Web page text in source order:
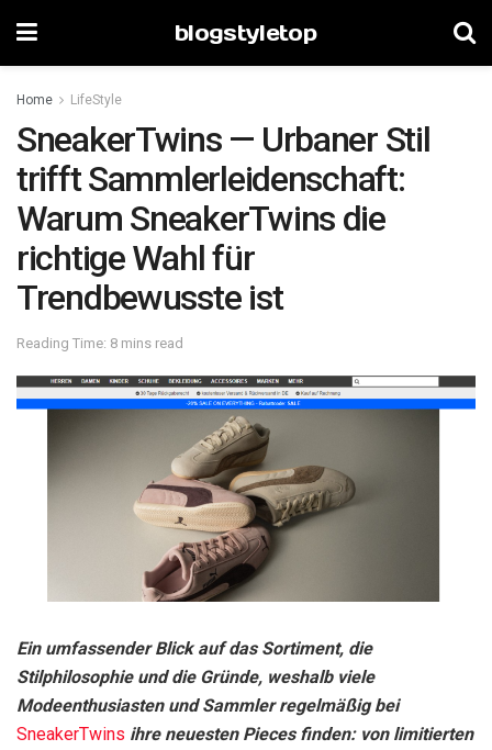
blogstyletop
Home LifeStyle
SneakerTwins — Urbaner Stil
trifft Sammlerleidenschaft:
Warum SneakerTwins die
richtige Wahl für
Trendbewusste ist
Reading Time: 8 mins read
Ein umfassender Blick auf das Sortiment, die
Stilphilosophie und die Gründe, weshalb viele
Modeenthusiasten und Sammler regelmäßig bei
SneakerTwins ihre neuesten Pieces finden: von limitierten